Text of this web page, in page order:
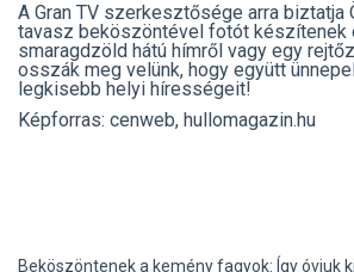
A Gran TV szerkesztősége arra biztatja
tavasz beköszöntével fotót készítenek
smaragdzöld hátú hímről vagy egy
osszák meg velünk, hogy együtt
legkisebb helyi hírességeit!
Képforras: cenweb, hullomagazin.hu
Beköszöntenek a kemény fagyok: Így óvjuk